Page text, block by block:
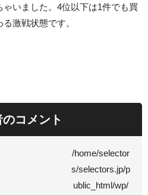
いました。4位以下は1件でも買
激戦状態です。
コメント
/home/selector
s/selectors.jp/p
ublic_html/wp/